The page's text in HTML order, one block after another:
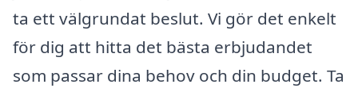
ta ett välgrundat beslut. Vi gör det enkelt
för dig att hitta det bästa erbjudandet
som passar dina behov och din budget. Ta